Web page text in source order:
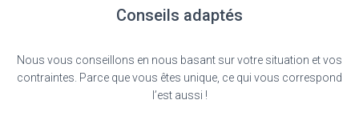
Conseils adaptés
Nous vous conseillons en nous basant sur votre situation et vos
contraintes. Parce que vous êtes unique, ce qui vous correspond
l’est aussi !